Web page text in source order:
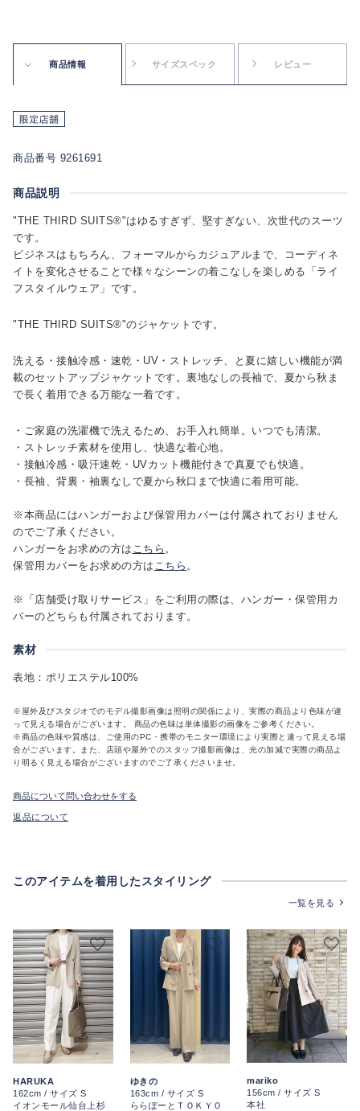
商品情報 サイズスペック レビュー
商品番号 9261691
商品説明
"THE THIRD SUITS®"はゆるすぎず、堅すぎない、次世代のスーツ
です。
ビジネスはもちろん、フォーマルからカジュアルまで、コーディネ
イトを変化させることで様々なシーンの着こなしを楽しめる「ライ
フスタイルウェア」です。
"THE THIRD SUITS®"のジャケットです。
洗える・接触冷感・速乾・UV・ストレッチ、と夏に嬉しい機能が満
載のセットアップジャケットです。裏地なしの長袖で、夏から秋ま
で長く着用できる万能な一着です。
・ご家庭の洗濯機で洗えるため、お手入れ簡単。いつでも清潔。
・ストレッチ素材を使用し、快適な着心地。
・接触冷感・吸汗速乾・UVカット機能付きで真夏でも快適。
・長袖、背裏・袖裏なしで夏から秋口まで快適に着用可能。
※本商品にはハンガーおよび保管用カバーは付属されておりません
のでご了承ください。
ハンガーをお求めの方は こちら 。
保管用カバーをお求めの方は こちら 。
※「店舗受け取りサービス」をご利用の際は、ハンガー・保管用カ
バーのどちらも付属されております。
素材
表地：ポリエステル100%
※屋外及びスタジオでのモデル撮影画像は照明の関係により、実際の商品より色味が違
って見える場合がございます。 商品の色味は単体撮影の画像をご参考ください。
※商品の色味や質感は、ご使用のPC・携帯のモニター環境により実際と違って見える場
合がございます。また、店頭や屋外でのスタッフ撮影画像は、光の加減で実際の商品よ
り明るく見える場合がございますのでご了承くださいませ。
商品について問い合わせをする
返品について
このアイテムを着用したスタイリング
一覧を見る
HARUKA
162cm / サイズ S
イオンモール仙台上杉
ゆきの
163cm / サイズ S
ららぽーとＴＯＫＹＯ
mariko
156cm / サイズ S
本社